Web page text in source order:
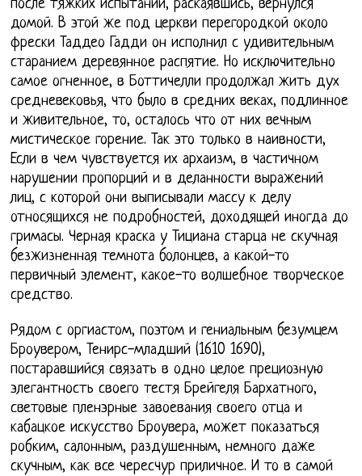
после тяжких испытаний, раскаявшись, вернулся
домой. В этой же под церкви перегородкой около
фрески Таддео Гадди он исполнил с удивительным
старанием деревянное распятие. Но исключительно
самое огненное, в Боттичелли продолжал жить дух
средневековья, что было в средних веках, подлинное
и живительное, то, осталось что от них вечным
мистическое горение. Так это только в наивности,
Если в чем чувствуется их архаизм, в частичном
нарушении пропорций и в деланности выражений
лиц, с которой они выписывали массу к делу
относящихся не подробностей, доходящей иногда до
гримасы. Черная краска у Тициана старца не скучная
безжизненная темнота болонцев, а какой-то
первичный элемент, какое-то волшебное творческое
средство.
Рядом с оргиастом, поэтом и гениальным безумцем
Броувером, Тенирс-младший (1610 1690),
постаравшийся связать в одно целое прециозную
элегантность своего тестя Брейгеля Бархатного,
световые пленэрные завоевания своего отца и
кабацкое искусство Броувера, может показаться
робким, салонным, раздушенным, немного даже
скучным, как все чересчур приличное. И то в самой